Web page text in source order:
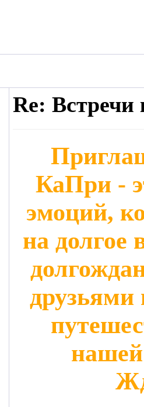
Re: Встречи
КаПри -
эмоций,
на долгое
друзьями